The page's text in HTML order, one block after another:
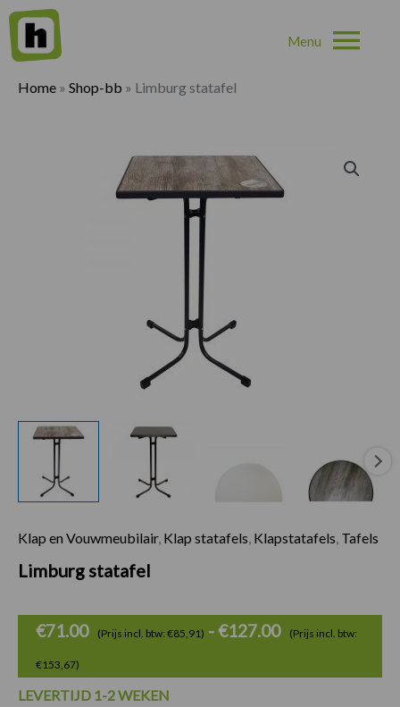
Home » Shop-bb » Limburg statafel
Klap en Vouwmeubilair, Klap statafels Klapstatafels Tafels
Limburg statafel
€71.00 (Prijs incl. btw: €85,91) -€127.00 (Prijs incl. btw:
€153,67)
Prijsklasse:
€71.00
€127.00
LEVERTIJD 1-2 WEKEN